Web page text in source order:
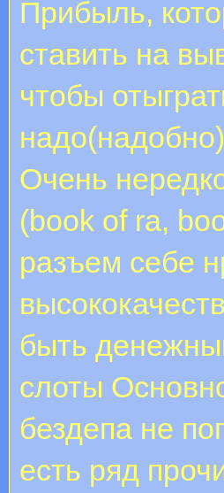
Прибыль,
ставить на
чтобы
Очень
(book of ra,
разъем себе
быть
слоты
бездепа не
есть ряд